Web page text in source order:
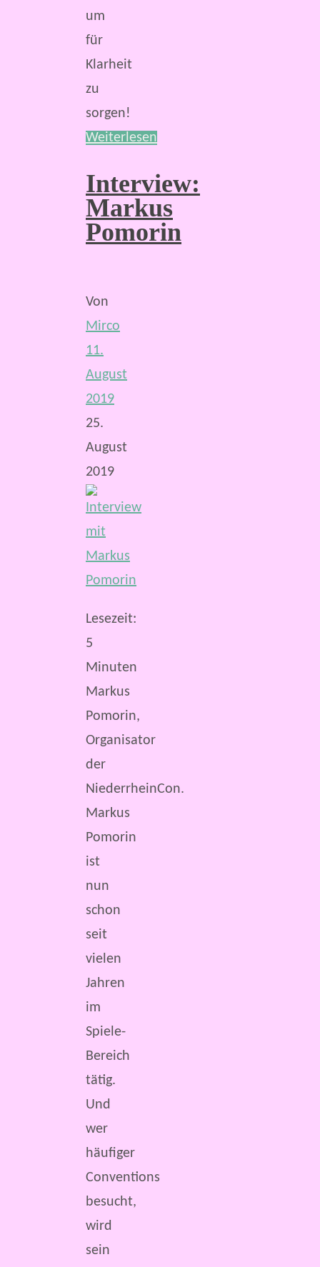
um
für
Klarheit
zu
sorgen!
Weiterlesen
Interview:
Markus
Pomorin
Von
Mirco
11.
August
2019
25.
August
2019
Lesezeit:
5
Minuten
Markus
Pomorin,
Organisator
der
NiederrheinCon.
Markus
Pomorin
ist
nun
schon
seit
vielen
Jahren
im
Spiele-
Bereich
tätig.
Und
wer
häufiger
Conventions
besucht,
wird
sein